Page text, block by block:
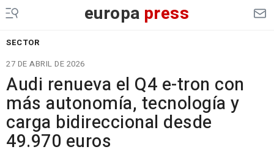
europa press
SECTOR
27 DE ABRIL DE 2026
Audi renueva el Q4 e-tron con
más autonomía, tecnología y
carga bidireccional desde
49.970 euros